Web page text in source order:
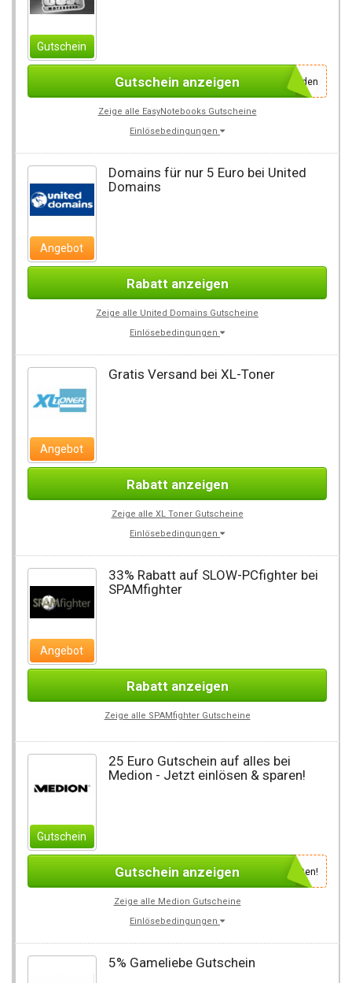
Gutschein
Einfach Facebook Fan werden
Gutschein anzeigen
Zeige alle EasyNotebooks Gutscheine
Einlösebedingungen
Angebot
Domains für nur 5 Euro bei United
Domains
Rabatt anzeigen
Zeige alle United Domains Gutscheine
Einlösebedingungen
Angebot
Gratis Versand bei XL-Toner
Rabatt anzeigen
Zeige alle XL Toner Gutscheine
Einlösebedingungen
Angebot
33% Rabatt auf SLOW-PCfighter bei
SPAMfighter
Rabatt anzeigen
Zeige alle SPAMfighter Gutscheine
Gutschein
25 Euro Gutschein auf alles bei
Medion - Jetzt einlösen & sparen!
Newsletter des Shops abonnieren, um den Gutscheincode zu erhalten!
Gutschein anzeigen
Zeige alle Medion Gutscheine
Einlösebedingungen
5% Gameliebe Gutschein